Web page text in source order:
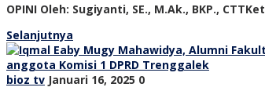
OPINI Oleh: Sugiyanti, SE., M.Ak., BKP.,
Selanjutnya
bioz tv Januari 16, 2025 0